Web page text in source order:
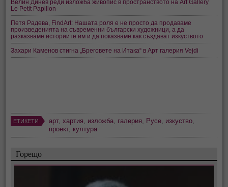
Велин Динев реди изложба живопис в пространството на Art Gallery
Le Petit Papillon
Петя Радева, FindArt: Нашата роля е не просто да продаваме
произведенията на съвременни български художници, а да
разказваме историите им и да показваме как създават изкуството
Захари Каменов стигна „Бреговете на Итака“ в Арт галерия Vejdi
ЕТИКЕТИ арт,хартия, изложба, галерия, Русе, изкуство,
проект, култура
Горещо